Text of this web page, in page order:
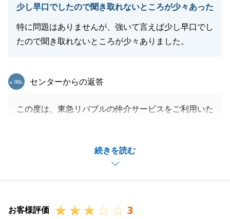
少し早口でしたので聞き取れないところが少々あった
特に問題はありませんが、強いて言えば少し早口でし
たので聞き取れないところが少々ありました。
続きを読む
東急リバブル
センターからの返答
この度は、東急リバブルの仲介サービスをご利用いた
訳ございませんでした。
お客様のご意見、今後の営業活動の糧にさせて頂きま
す。
気軽にご連絡下さいませ。
お客様評価 3